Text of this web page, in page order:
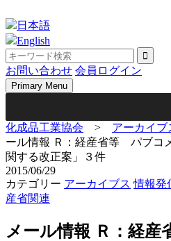
to
content
日本語
English
お問い合わせ 会員ログイン
Primary Menu
化成品工業協会 > アーカイブ
ール情報 Ｒ：経産省等 パブコ
関する改正案」３件
2015/06/29
カテゴリー アーカイブス 情報発
産省関連
メール情報 Ｒ：経